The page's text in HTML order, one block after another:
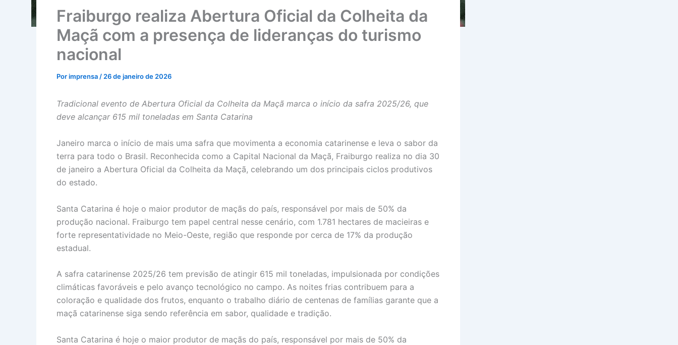
Fraiburgo realiza Abertura Oficial da Colheita da
Maçã com a presença de lideranças do turismo
nacional
Porimprensa/26 de janeiro de 2026
Tradicional evento de Abertura Oficial da Colheita da Maçã marca o início da safra 2025/26, que
deve alcançar 615 mil toneladas em Santa Catarina
Janeiro marca o início de mais uma safra que movimenta a economia catarinense e leva o sabor da
terra para todo o Brasil. Reconhecida como a Capital Nacional da Maçã, Fraiburgo realiza no dia 30
de janeiro a Abertura Oficial da Colheita da Maçã, celebrando um dos principais ciclos produtivos
do estado.
Santa Catarina é hoje o maior produtor de maçãs do país, responsável por mais de 50% da
produção nacional. Fraiburgo tem papel central nesse cenário, com 1.781 hectares de macieiras e
forte representatividade no Meio-Oeste, região que responde por cerca de 17% da produção
estadual.
A safra catarinense 2025/26 tem previsão de atingir 615 mil toneladas, impulsionada por condições
climáticas favoráveis e pelo avanço tecnológico no campo. As noites frias contribuem para a
coloração e qualidade dos frutos, enquanto o trabalho diário de centenas de famílias garante que a
maçã catarinense siga sendo referência em sabor, qualidade e tradição.
Santa Catarina é hoje o maior produtor de maçãs do país, responsável por mais de 50% da